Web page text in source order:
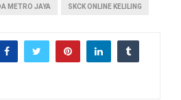
METRO JAYA SKCK ONLINE KELILING